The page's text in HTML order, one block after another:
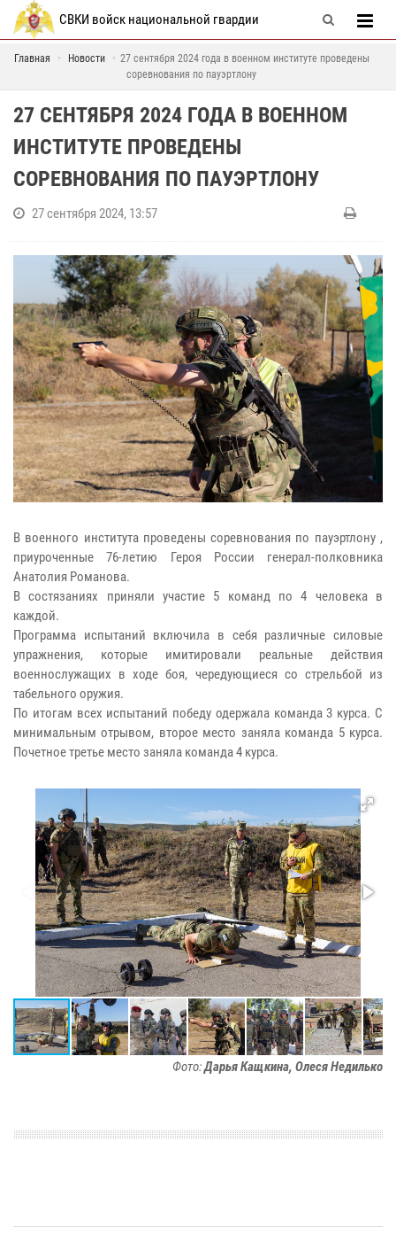
СВКИ войск национальной гвардии
Главная Новости
27 сентября 2024 года в военном институте проведены
соревнования по пауэртлону
27 СЕНТЯБРЯ 2024 ГОДА В ВОЕННОМ
ИНСТИТУТЕ ПРОВЕДЕНЫ
СОРЕВНОВАНИЯ ПО ПАУЭРТЛОНУ
27 сентября 2024, 13:57
В военного института проведены соревнования по пауэртлону ,
приуроченные 76-летию Героя России генерал-полковника
Анатолия Романова.
В состязаниях приняли участие 5 команд по 4 человека в
каждой.
Программа испытаний включила в себя различные силовые
упражнения, которые имитировали реальные действия
военнослужащих в ходе боя, чередующиеся со стрельбой из
табельного оружия.
По итогам всех испытаний победу одержала команда 3 курса. С
минимальным отрывом, второе место заняла команда 5 курса.
Почетное третье место заняла команда 4 курса.
Фото:Дарья Кащкина, Олеся Недилько